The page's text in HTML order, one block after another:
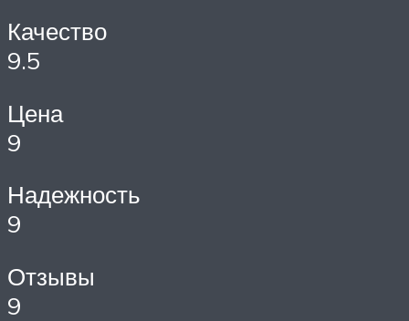
Качество
9.5
Цена
9
Надежность
9
Отзывы
9